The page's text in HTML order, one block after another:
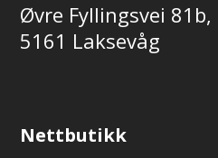
Øvre Fyllingsvei 81b,
5161 Laksevåg
Nettbutikk